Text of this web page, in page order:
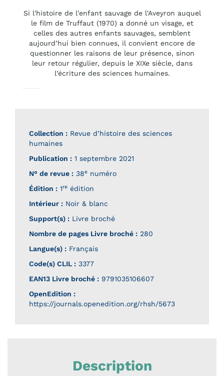
Si l'histoire de l'enfant sauvage de l'Aveyron auquel
le film de Truffaut (1970) a donné un visage, et
celles des autres enfants sauvages, semblent
aujourd’hui bien connues, il convient encore de
questionner les raisons de leur présence, sinon
leur retour régulier, depuis le XIXe siècle, dans
l’écriture des sciences humaines.
Collection : Revue d’histoire des sciences
humaines
Publication : 1 septembre 2021
N° de revue : 38e numéro
Édition : 1re édition
Intérieur : Noir & blanc
Support(s) : Livre broché
Nombre de pages Livre broché : 280
Langue(s) : Français
Code(s) CLIL : 3377
EAN13 Livre broché : 9791035106607
OpenEdition :
https://journals.openedition.org/rhsh/5673
Description